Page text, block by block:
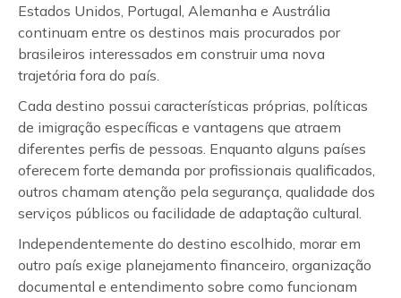
Estados Unidos, Portugal, Alemanha e Austrália
continuam entre os destinos mais procurados por
brasileiros interessados em construir uma nova
trajetória fora do país.
Cada destino possui características próprias, políticas
de imigração específicas e vantagens que atraem
diferentes perfis de pessoas. Enquanto alguns países
oferecem forte demanda por profissionais qualificados,
outros chamam atenção pela segurança, qualidade dos
serviços públicos ou facilidade de adaptação cultural.
Independentemente do destino escolhido, morar em
outro país exige planejamento financeiro, organização
documental e entendimento sobre como funcionam